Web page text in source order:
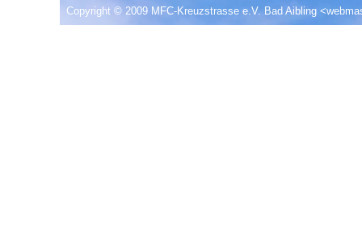
Copyright © 2009 MFC-Kreuzstrasse e.V. Bad Aibling <